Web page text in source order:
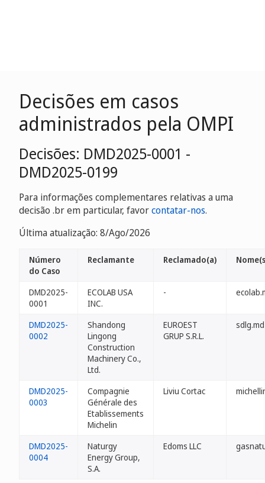
Decisões em casos
administrados pela OMPI
Decisões: DMD2025-0001 -
DMD2025-0199
Para informações complementares relativas a uma
decisão .br em particular, favorcontatar-nos.
Última atualização: 8/Ago/2026
Número
do Caso
Reclamante Reclamado(a)
DMD2025-
0001
ECOLAB USA
INC.
-
DMD2025-
0002
Shandong
Lingong
Construction
Machinery Co.,
Ltd.
EUROEST
GRUP S.R.L.
sdlg.md
DMD2025-
0003
Compagnie
Générale des
Etablissements
Michelin
Liviu Cortac
DMD2025-
0004
Naturgy
Energy Group,
S.A.
Edoms LLC